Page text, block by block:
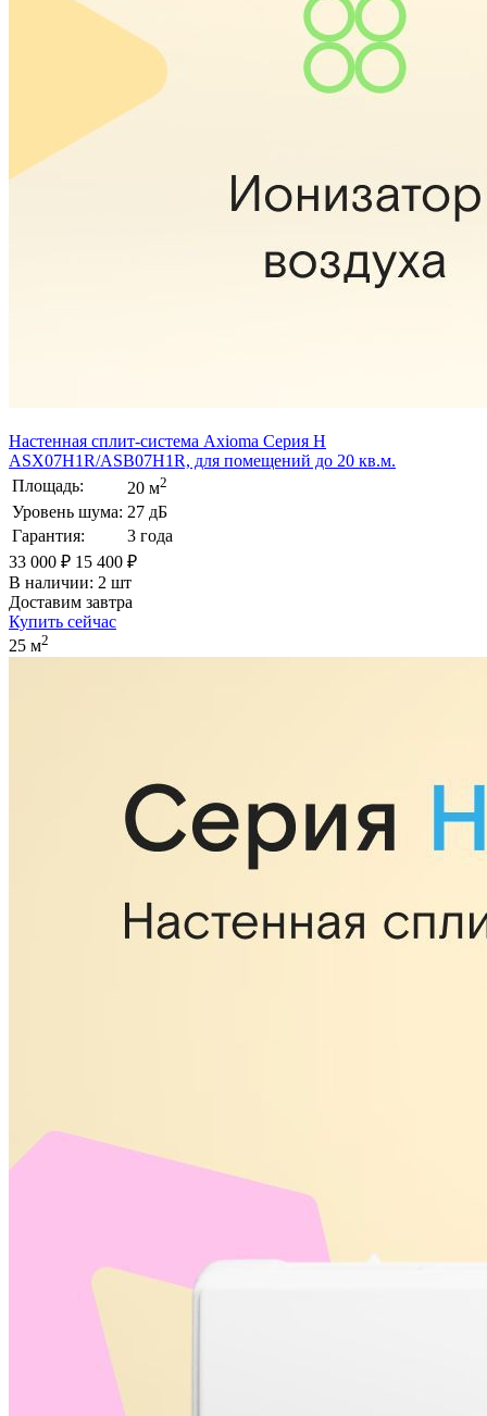
Настенная сплит-система Axioma Серия H
ASX07H1R/ASB07H1R, для помещений до 20 кв.м.
Площадь:
20 м2
Уровень шума: 27 дБ
Гарантия:
3 года
33 000 ₽ 15 400 ₽
В наличии: 2 шт
Доставим завтра
Купить сейчас
25 м2